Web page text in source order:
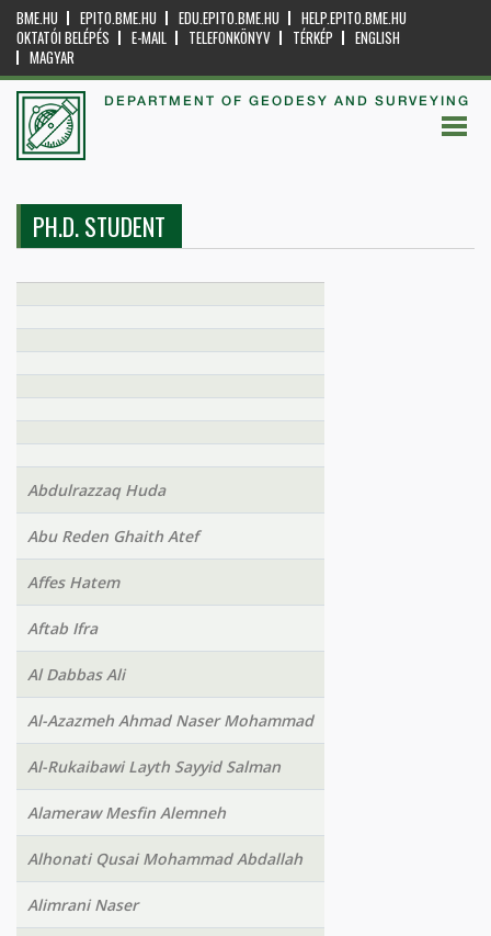
BME.HU EPITO.BME.HU EDU.EPITO.BME.HU
HELP.EPITO.BME.HU
OKTATÓI BELÉPÉS
E-MAIL TELEFONKÖNYV TÉRKÉP
ENGLISH
MAGYAR
DEPARTMENT OF GEODESY AND SURVEYING
PH.D. STUDENT
Abdulrazzaq Huda
Abu Reden Ghaith Atef
Affes Hatem
Aftab Ifra
Al Dabbas Ali
Al-Azazmeh Ahmad Naser Mohammad
Al-Rukaibawi Layth Sayyid Salman
Alameraw Mesfin Alemneh
Alhonati Qusai Mohammad Abdallah
Alimrani Naser